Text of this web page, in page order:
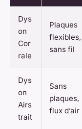
Dys
on
Cor
rale
Plaques
flexibles,
sans fil
Dys
on
Airs
trait
Sans
plaques,
flux d’air